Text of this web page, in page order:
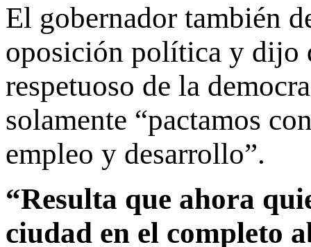
El gobernador también
oposición política y dijo
respetuoso de la
solamente “pactamos
empleo y desarrollo”.
“Resulta que ahora
ciudad en el completo